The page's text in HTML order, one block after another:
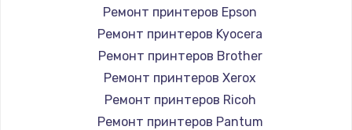
Заказать
Устранение ошибок
2000 руб.
Заказать
Ремонт принтеров Epson
Ремонт принтеров Kyocera
Ремонт принтеров Brother
Ремонт принтеров Xerox
Ремонт принтеров Ricoh
Ремонт принтеров Pantum